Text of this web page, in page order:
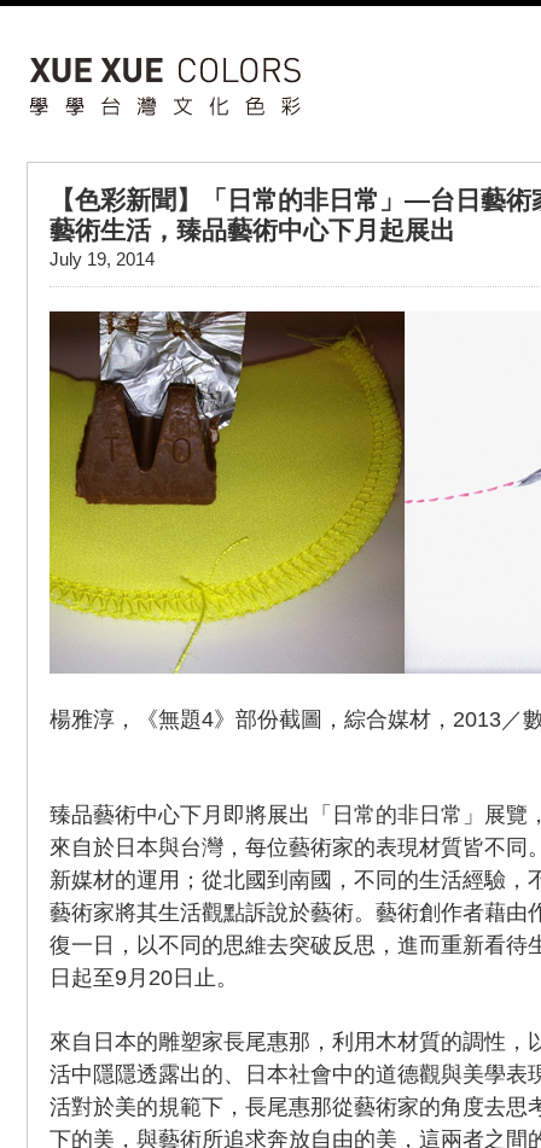
【色彩新聞】「日常的非日常」—台日藝
藝術生活，臻品藝術中心下月起展出
July 19, 2014
楊雅淳，《無題4》部份截圖，綜合媒材，2013／
臻品藝術中心下月即將展出「日常的非日常」展覽
來自於日本與台灣，每位藝術家的表現材質皆不同
新媒材的運用；從北國到南國，不同的生活經驗，
藝術家將其生活觀點訴說於藝術。藝術創作者藉由
復一日，以不同的思維去突破反思，進而重新看待
日起至9月20日止。
來自日本的雕塑家長尾惠那，利用木材質的調性，
活中隱隱透露出的、日本社會中的道德觀與美學表
活對於美的規範下，長尾惠那從藝術家的角度去思
下的美，與藝術所追求奔放自由的美，這兩者之間